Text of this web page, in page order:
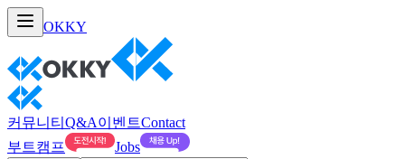
OKKY
커뮤니티 Q&A이벤트Contact
부트캠프
Jobs